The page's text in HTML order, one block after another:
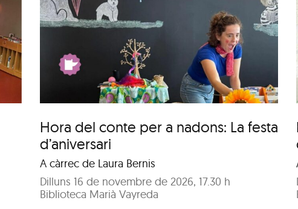
Hora del conte per a nadons: La festa
d’aniversari
A càrrec de Laura Bernis
Dilluns 16 de novembre de 2026, 17.30 h
Biblioteca Marià Vayreda
Hora del conte: Contes
de reis, caganers i tions